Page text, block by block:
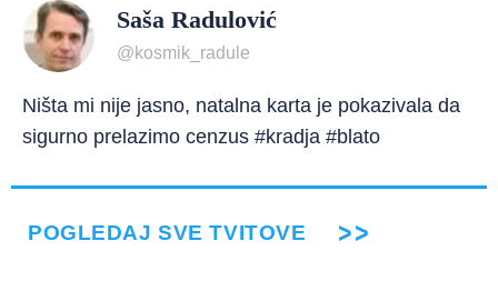
Saša Radulović
@kosmik_radule
Ništa mi nije jasno, natalna karta je pokazivala da
sigurno prelazimo cenzus #kradja #blato
POGLEDAJ SVE TVITOVE